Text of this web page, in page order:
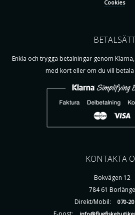
Cookies
Enkla och trygga betalningar genom
med kort eller om du vill
KONTAKTA
Bokvägen 12
784 61 Borlänge
Direkt/Mobil:
070-